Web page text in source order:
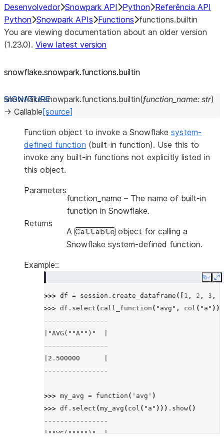
Desenvolvedor Snowpark API Python Referência API
Python Snowpark APIs Functions functions.builtin
You are viewing documentation about an older version
(1.23.0). View latest version
snowflake.snowpark.functions.builtin
snowflake.snowpark.functions.builtin(function_name: str)
→ Callable [source]
Function object to invoke a Snowflake system-
defined function (built-in function). Use this to
invoke any built-in functions not explicitly listed in
this object.
Parameters
function_name – The name of built-in
function in Snowflake.
Returns
A Callable object for calling a
Snowflake system-defined function.
Example::
Copy
>>> df = session . create_dataframe ([ 1 , 2 , 3 ,
>>> df . select ( call_function ( "avg" , col ( "a" )))
----------------
|"AVG(""A"")"  |
----------------
|2.500000      |
----------------
>>> my_avg = function ( 'avg' )
>>> df . select (my_avg ( col ( "a" ))) . show()
----------------
|"AVG(""A"")"  |